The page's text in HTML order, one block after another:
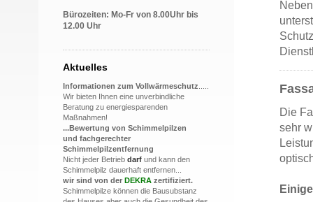
Bürozeiten: Mo-Fr von 8.00Uhr bis
12.00 Uhr
Aktuelles
Informationen zum Vollwärmeschutz
Wir bieten Ihnen eine unverbindliche
Beratung zu energiesparenden
Maßnahmen!
...Bewertung von Schimmelpilzen
und fachgerechter
Schimmelpilzentfernung
Nicht jeder Betrieb darf und kann den
Schimmelpilz dauerhaft entfernen...
wir sind von der DEKRA zertifiziert.
Schimmelpilze können die Bausubstanz
Die
sehr